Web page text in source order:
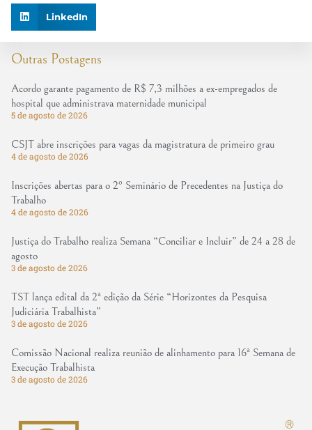
Outras Postagens
Acordo garante pagamento de R$ 7,3 milhões a ex-empregados de
hospital que administrava maternidade municipal
5 de agosto de 2026
CSJT abre inscrições para vagas da magistratura de primeiro grau
4 de agosto de 2026
Inscrições abertas para o 2º Seminário de Precedentes na Justiça do
Trabalho
4 de agosto de 2026
Justiça do Trabalho realiza Semana “Conciliar e Incluir” de 24 a 28 de
agosto
3 de agosto de 2026
TST lança edital da 2ª edição da Série “Horizontes da Pesquisa
Judiciária Trabalhista”
3 de agosto de 2026
Comissão Nacional realiza reunião de alinhamento para 16ª Semana de
Execução Trabalhista
3 de agosto de 2026
LinkedIn